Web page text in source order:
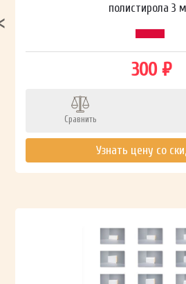
полистирола 3
300 ₽
Сравнить
Узнать цену со